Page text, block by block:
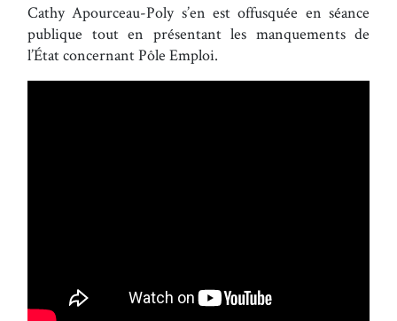
Cathy Apourceau-Poly s’en est offusquée en séance
publique tout en présentant les manquements de
l’État concernant Pôle Emploi.